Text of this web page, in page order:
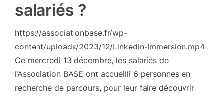
salariés ?
https://associationbase.fr/wp-
content/uploads/2023/12/Linkedin-Immersion.mp4
Ce mercredi 13 décembre, les salariés de
l’Association BASE ont accueilli 6 personnes en
recherche de parcours, pour leur faire découvrir